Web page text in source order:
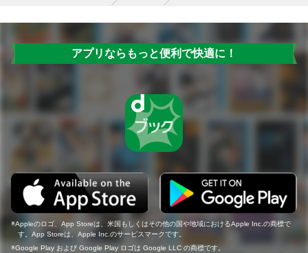
アプリならもっと便利で快適に！
Appleのロゴ、App Storeは、米国もしくはその他の国や地域におけるApple Inc.の商標で
す。App Storeは、Apple Inc.のサービスマークです。
Google Play および Google Play ロゴは Google LLC の商標です。